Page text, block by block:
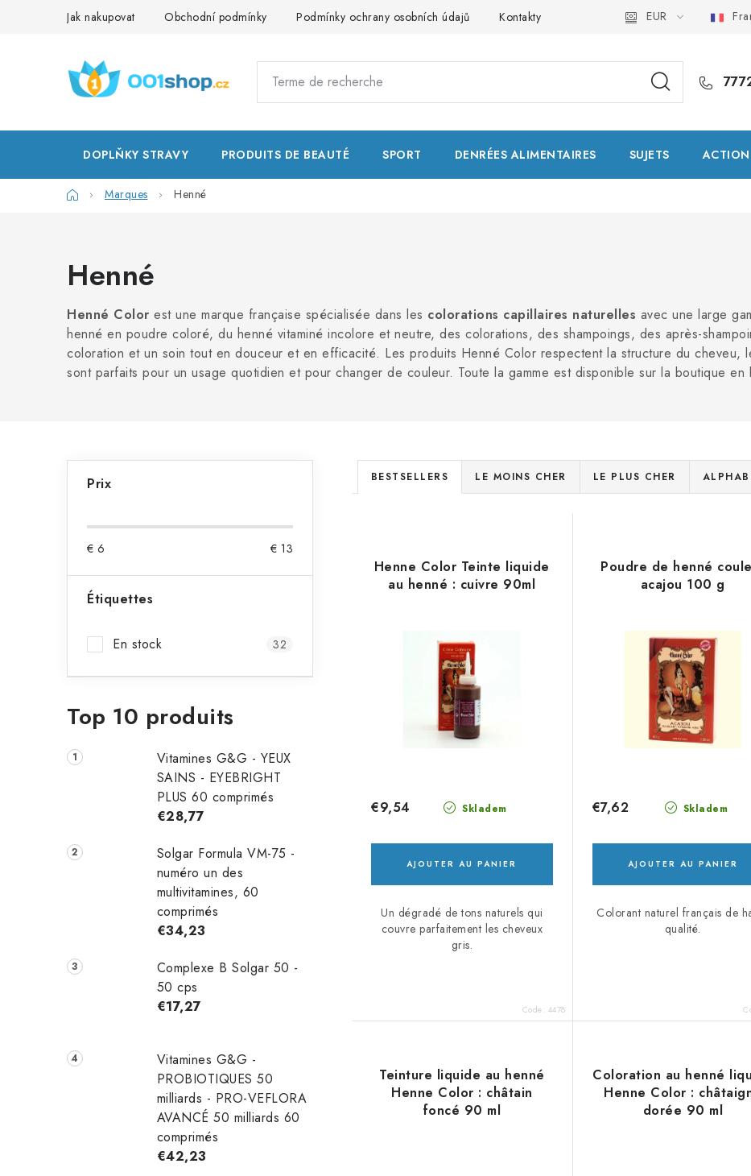
Jak nakupovat Obchodní podmínky Podmínky ochrany osobních údajů Kontakty Natural Health Store Glossaire
EUR
DOPLŇKY STRAVY PRODUITS DE BEAUTÉ SPORT DENRÉES ALIMENTAIRES SUJETS ACTION
AccueilMarques Henné
Henné
Henné Color est une marque française spécialisée dans les colorations capillaires naturelles avec une large
henné en poudre coloré, du henné vitaminé incolore et neutre, des colorations, des shampoings, des après-
coloration et un soin tout en douceur et en efficacité. Les produits Henné Color respectent la structure du cheveu,
sont parfaits pour un usage quotidien et pour changer de couleur. Toute la gamme est disponible sur la boutique
a
Prix
€ 6 € 13
Étiquettes
En stock 32
Top 10 produits
Vitamines G&G - YEUX
SAINS - EYEBRIGHT
PLUS 60 comprimés
€28,77
Solgar Formula VM-75 -
numéro un des
multivitamines, 60
comprimés
€34,23
Complexe B Solgar 50 -
50 cps
€17,27
Vitamines G&G -
PROBIOTIQUES 50
milliards - PRO-VEFLORA
AVANCÉ 50 milliards 60
comprimés
€42,23
r
BESTSELLERS LE MOINS CHER LE PLUS CHER
Henne Color Teinte liquide
au henné : cuivre 90ml
Skladem
€9,54
AJOUTER AU PANIER
Un dégradé de tons naturels qui
couvre parfaitement les cheveux
gris.
Code: 4478
Poudre de henné
acajou 100 g
Skladem
€7,62
AJOUTER AU PANIER
Colorant naturel français de
qualité.
Teinture liquide au henné
Henne Color : châtain
foncé 90 ml
Coloration au henné
Henne Color :
dorée 90 ml